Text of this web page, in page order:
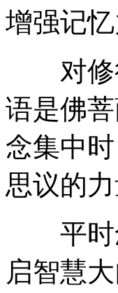
增强记忆
对修行
语是佛
念集中
思议的
平时念
启智慧